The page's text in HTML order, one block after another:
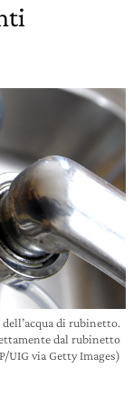
di rubinetto.
dal rubinetto
UIG via Getty Images)